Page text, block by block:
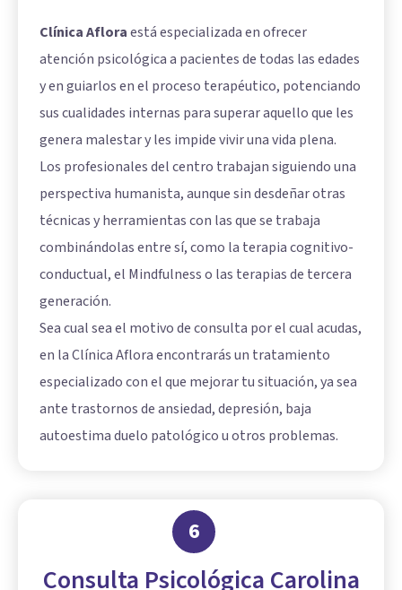
Clínica Afloraestá especializada en ofrecer
atención psicológica a pacientes de todas las edades
y en guiarlos en el proceso terapéutico, potenciando
sus cualidades internas para superar aquello que les
genera malestar y les impide vivir una vida plena.
Los profesionales del centro trabajan siguiendo una
perspectiva humanista, aunque sin desdeñar otras
técnicas y herramientas con las que se trabaja
combinándolas entre sí, como la terapia cognitivo-
conductual, el Mindfulness o las terapias de tercera
generación.
Sea cual sea el motivo de consulta por el cual acudas,
en la Clínica Aflora encontrarás un tratamiento
especializado con el que mejorar tu situación, ya sea
ante trastornos de ansiedad, depresión, baja
autoestima duelo patológico u otros problemas.
6
Consulta Psicológica Carolina